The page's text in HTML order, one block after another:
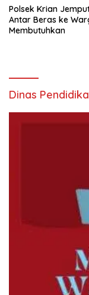
Polsek Krian
Antar Beras ke
Membutuhkan
Dinas